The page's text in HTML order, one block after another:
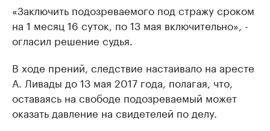
«Заключить подозреваемого под стражу сроком
на 1 месяц 16 суток, по 13 мая включительно», -
огласил решение судья.
В ходе прений, следствие настаивало на аресте
А. Ливады до 13 мая 2017 года, полагая, что,
оставаясь на свободе подозреваемый может
оказать давление на свидетелей по делу.